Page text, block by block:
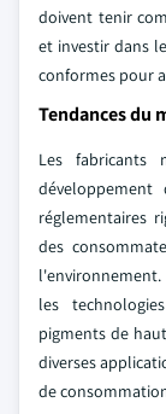
doivent tenir
et investir dans
conformes pour
Tendances du
Les
réglementaires
des
les
pigments de
diverses
de